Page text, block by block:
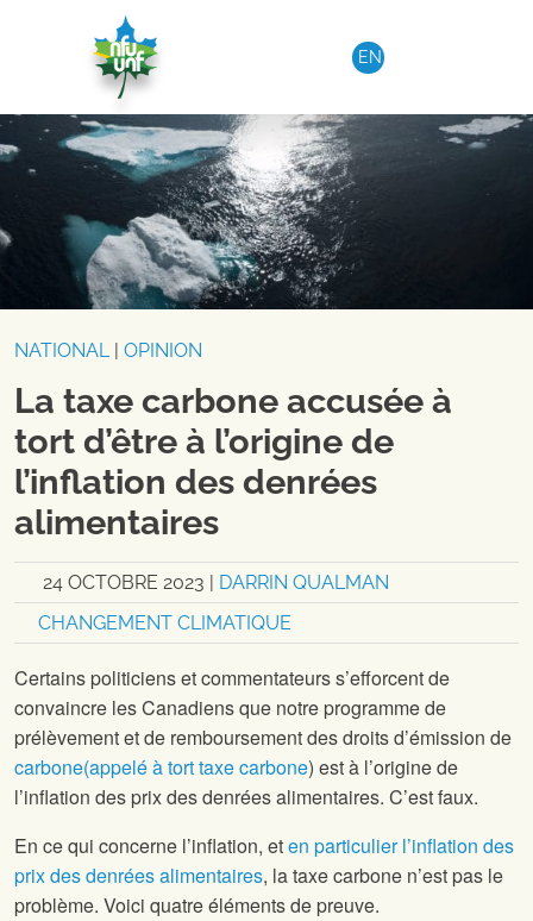
Aller au contenu
EN
NATIONAL| OPINION
La taxe carbone accusée à
tort d’être à l’origine de
l’inflation des denrées
alimentaires
24 OCTOBRE 2023
DARRIN QUALMAN
CHANGEMENT CLIMATIQUE
Certains politiciens et commentateurs s’efforcent de
convaincre les Canadiens que notre programme de
prélèvement et de remboursement des droits d’émission de
carbone(appelé à tort taxe carbone) est à l’origine de
l’inflation des prix des denrées alimentaires. C’est faux.
En ce qui concerne l’inflation, eten particulier l’inflation des
prix des denrées alimentaires, la taxe carbone n’est pas le
problème. Voici quatre éléments de preuve.